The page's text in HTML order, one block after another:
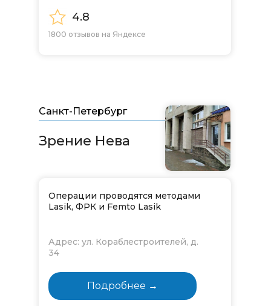
4.8
1800 отзывов на Яндексе
Санкт-Петербург
Зрение Нева
Операции проводятся методами
Lasik, ФРК и Femto Lasik
Подробнее →
Адрес: ул. Кораблестроителей, д.
34